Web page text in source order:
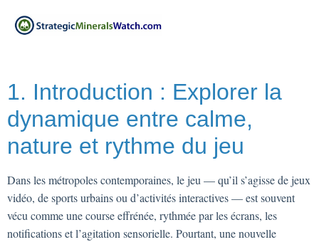
1. Introduction : Explorer la
dynamique entre calme,
nature et rythme du jeu
Dans les métropoles contemporaines, le jeu — qu’il s’agisse de jeux
vidéo, de sports urbains ou d’activités interactives — est souvent
vécu comme une course effrénée, rythmée par les écrans, les
notifications et l’agitation sensorielle. Pourtant, une nouvelle